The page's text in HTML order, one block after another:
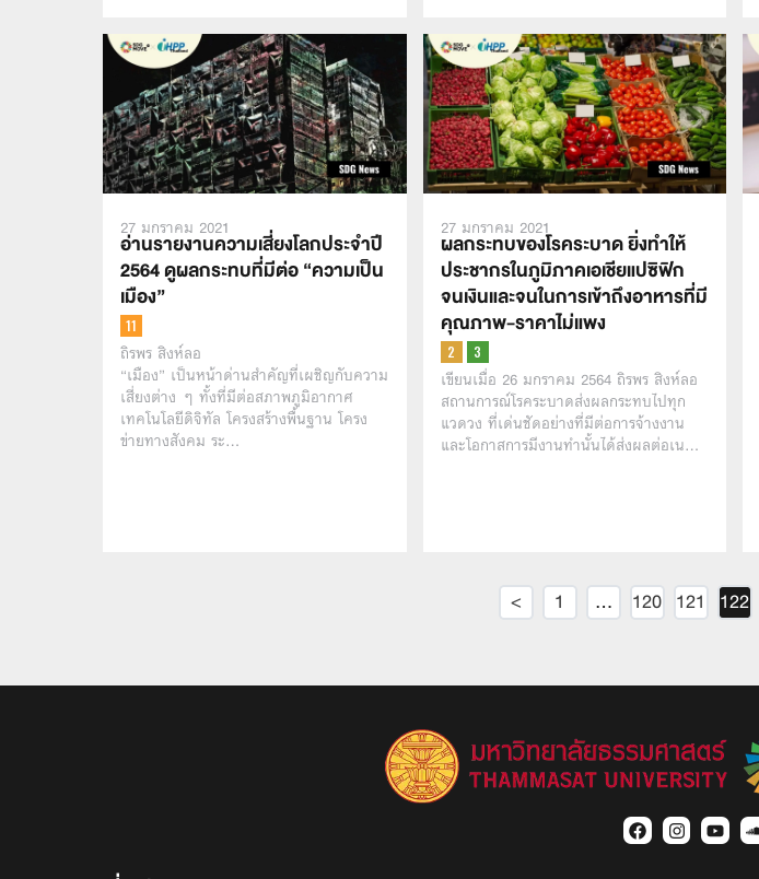
27 มกราคม 2021
อ่านรายงานความเสี่ยงโลกประจำปี
2564 ดูผลกระทบที่มีต่อ “ความเป็น
เมือง”
ถิรพร สิงห์ลอ
“เมือง” เป็นหน้าด่านสำคัญที่เผชิญกับความ
เสี่ยงต่าง ๆ ทั้งที่มีต่อสภาพภูมิอากาศ
เทคโนโลยีดิจิทัล โครงสร้างพื้นฐาน โครง
ข่ายทางสังคม ระ…
27 มกราคม 2021
ผลกระทบของโรคระบาด ยิ่งทำให้
ประชากรในภูมิภาคเอเชียแปซิฟิก
จนเงินและจนในการเข้าถึงอาหารที่มี
คุณภาพ-ราคาไม่แพง
เขียนเมื่อ 26 มกราคม 2564 ถิรพร สิงห์ลอ
สถานการณ์โรคระบาดส่งผลกระทบไปทุก
แวดวง ที่เด่นชัดอย่างที่มีต่อการจ้างงาน
และโอกาสการมีงานทำนั้นได้ส่งผลต่อเน…
< 1 … 120 121 122